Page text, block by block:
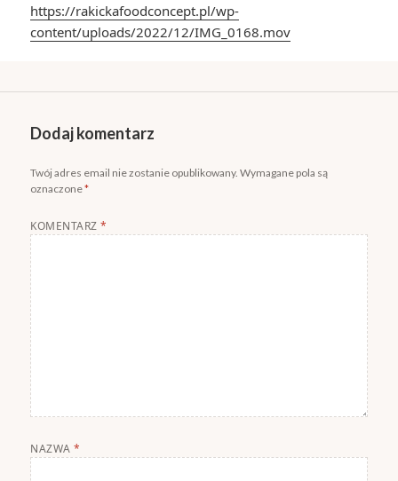
https://rakickafoodconcept.pl/wp-
content/uploads/2022/12/IMG_0168.mov
Dodaj komentarz
Twój adres email nie zostanie opublikowany. Wymagane pola są
oznaczone*
KOMENTARZ*
NAZWA*